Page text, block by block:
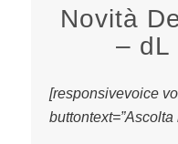
Novità
– dL
[responsivevoice
buttontext=”Ascolta